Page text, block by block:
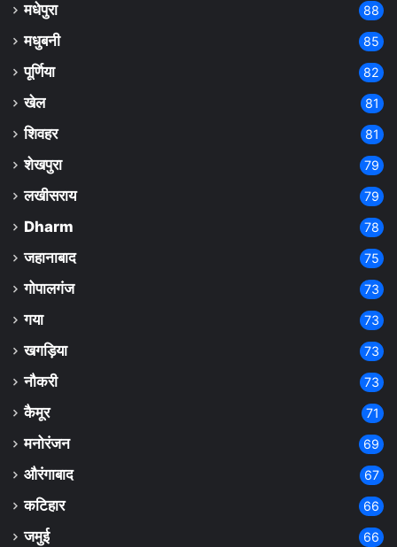
मधेपुरा 88
मधुबनी 85
पूर्णिया 82
खेल 81
शिवहर 81
शेखपुरा 79
लखीसराय 79
Dharm 78
जहानाबाद 75
गोपालगंज 73
गया 73
खगड़िया 73
नौकरी 73
कैमूर 71
मनोरंजन 69
औरंगाबाद 67
कटिहार 66
जमुई 66